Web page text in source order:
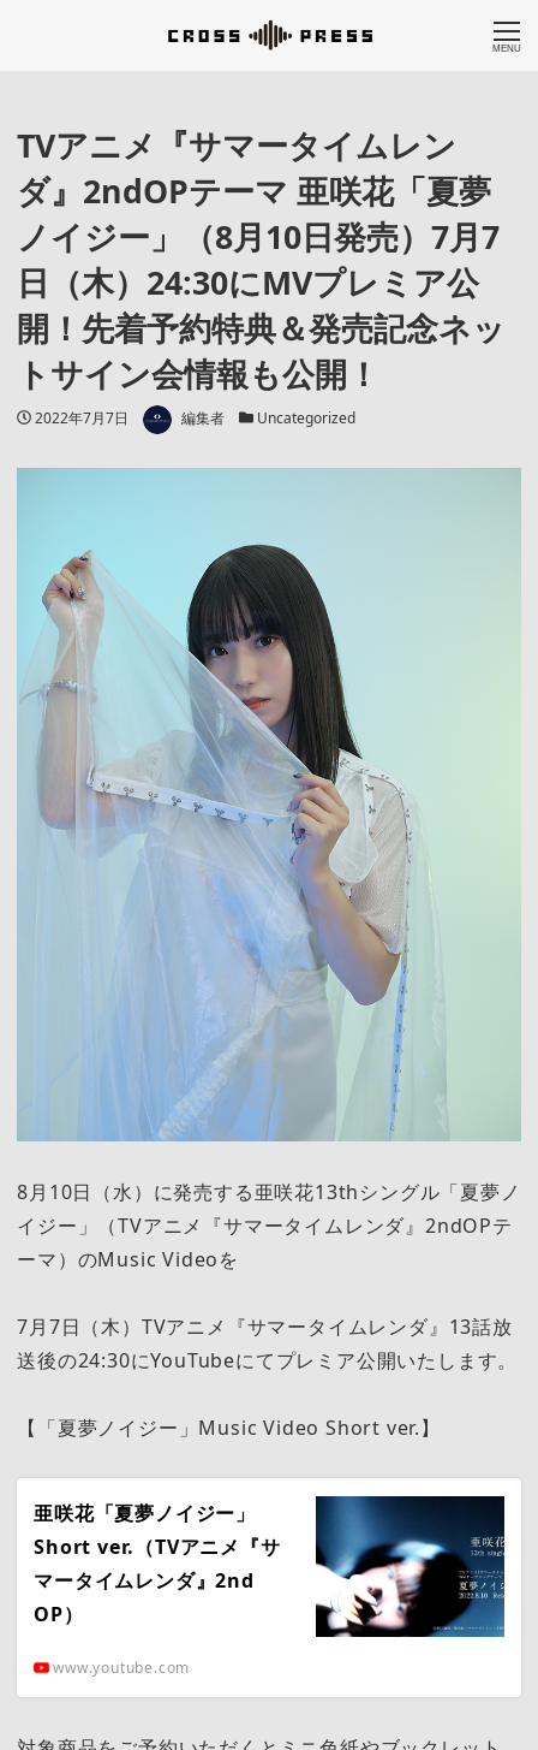
MENU
TVアニメ『サマータイムレン
ダ』2ndOPテーマ 亜咲花「夏夢
ノイジー」（8月10日発売）7月7
日（木）24:30にMVプレミア公
開！先着予約特典＆発売記念ネッ
トサイン会情報も公開！
投稿日
2022年7月7日 著者 編集者 カテゴリー
Uncategorized
8月10日（水）に発売する亜咲花13thシングル「夏夢ノ
イジー」（TVアニメ『サマータイムレンダ』2ndOPテ
ーマ）のMusic Videoを
7月7日（木）TVアニメ『サマータイムレンダ』13話放
送後の24:30にYouTubeにてプレミア公開いたします。
【「夏夢ノイジー」Music Video Short ver.】
亜咲花「夏夢ノイジー」
Short ver.（TVアニメ『サ
マータイムレンダ』2nd
OP）
www.youtube.com